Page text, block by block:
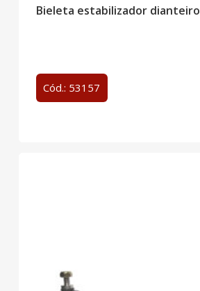
Bieleta estabilizador dianteiro
Cód.: 53157